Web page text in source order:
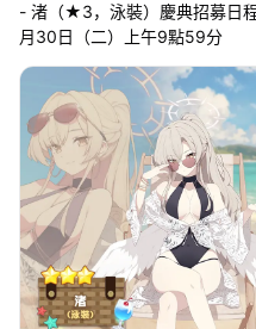
- 渚（★3，泳裝）慶典招募日
月30日（二）上午9點59分